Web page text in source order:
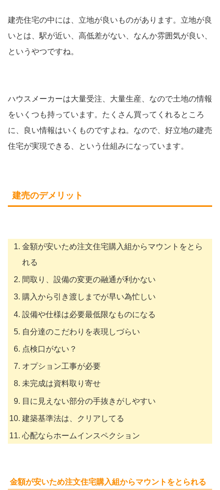
建売住宅の中には、立地が良いものがあります。立地が良
いとは、駅が近い、高低差がない、なんか雰囲気が良い、
というやつですね。
ハウスメーカーは大量受注、大量生産、なので土地の情報
をいくつも持っています。たくさん買ってくれるところ
に、良い情報はいくものですよね。なので、好立地の建売
住宅が実現できる、という仕組みになっています。
建売のデメリット
金額が安いため注文住宅購入組からマウントをとら
れる
間取り、設備の変更の融通が利かない
購入から引き渡しまでが早い為忙しい
設備や仕様は必要最低限なものになる
自分達のこだわりを表現しづらい
点検口がない？
オプション工事が必要
未完成は資料取り寄せ
目に見えない部分の手抜きがしやすい
建築基準法は、クリアしてる
心配ならホームインスペクション
金額が安いため注文住宅購入組からマウントをとられる